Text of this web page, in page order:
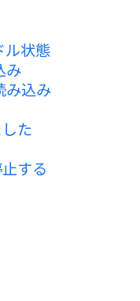
ル状態
み
み込み
た
する